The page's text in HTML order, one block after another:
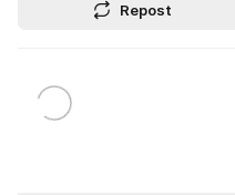
Repost